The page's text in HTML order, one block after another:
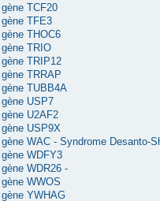
TCF20
TFE3
THOC6
TRIO
TRIP12
TRRAP
TUBB4A
USP7
U2AF2
USP9X
WAC - Syndrome Desanto-
WDFY3
WDR26 -
WWOS
YWHAG